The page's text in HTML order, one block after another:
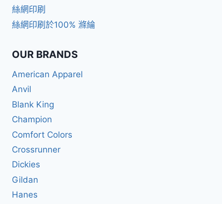
絲網印刷
絲網印刷於100% 滌綸
OUR BRANDS
American Apparel
Anvil
Blank King
Champion
Comfort Colors
Crossrunner
Dickies
Gildan
Hanes